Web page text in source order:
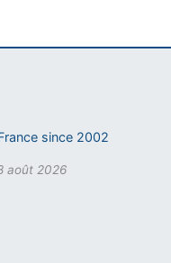
since 2002
août 2026